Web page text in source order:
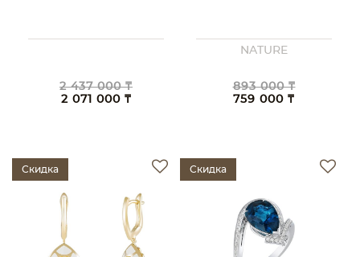
2 437 000 ₸
2 071 000 ₸
NATURE
893 000 ₸
759 000 ₸
Скидка Скидка